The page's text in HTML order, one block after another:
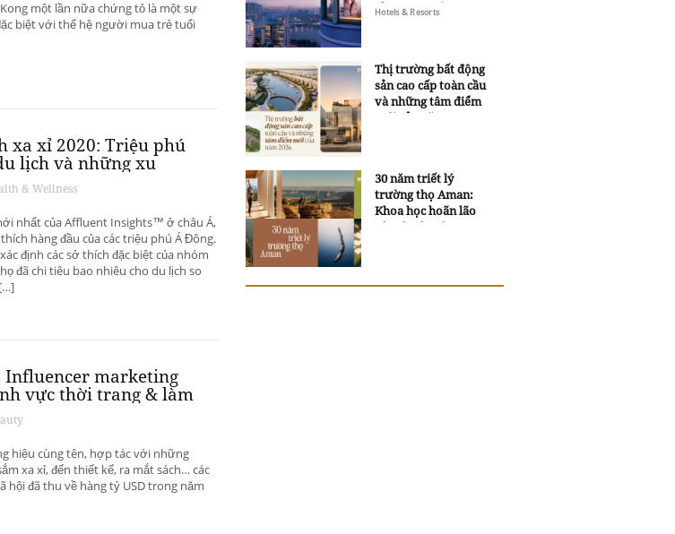
một lần nữa chứng tỏ là một sự
biệt với thế hệ người mua trẻ tuổi
xa xỉ 2020: Triệu phú
lịch và những xu
thay đổi ngành du
lưu
& Wellness
nhất của Affluent Insights™ ở châu Á,
hàng đầu của các triệu phú Á Đông.
định các sở thích đặc biệt của nhóm
đã chi tiêu bao nhiêu cho du lịch so
Influencer marketing
vực thời trang & làm
hiệu cùng tên, hợp tác với những
xa xỉ, đến thiết kế, ra mắt sách… các
hội đã thu về hàng tỷ USD trong năm
Sheraton Saigon
Hotels & Resorts
Thị trường bất động
sản cao cấp toàn cầu
và những tâm điểm
mới của năm 2026
30 năm triết lý
trường thọ Aman:
Khoa học hoãn lão
và trí tuệ ngàn xưa